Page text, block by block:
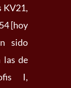
KV21,
[hoy
sido
las de
I,